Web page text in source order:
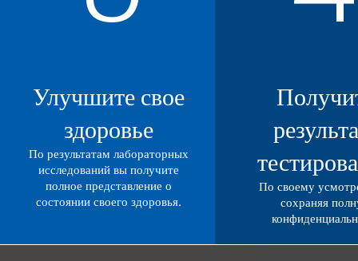
Улучшите свое
здоровье
По результатам лабораторных
исследований вы получите
полное представление о
состоянии своего здоровья.
По своему
сохраняя